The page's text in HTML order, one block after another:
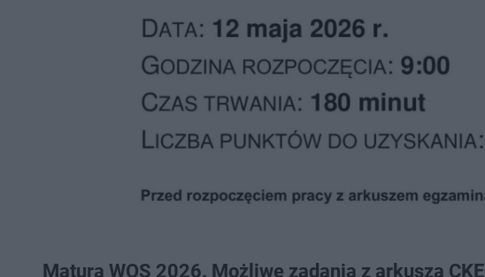
Matura WOS 2026. Możliwe zadania z arkusza CKE